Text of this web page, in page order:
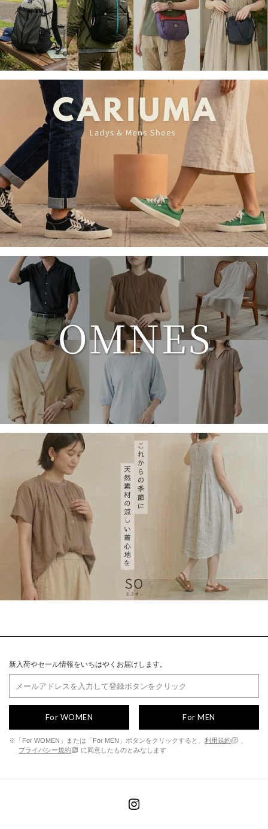
新入荷やセール情報をいちはやくお届けします。
For WOMEN For MEN
※「For WOMEN」または「For MEN」ボタンをクリックすると、 利用規約
プライバシー規約
に同意したものとみなします